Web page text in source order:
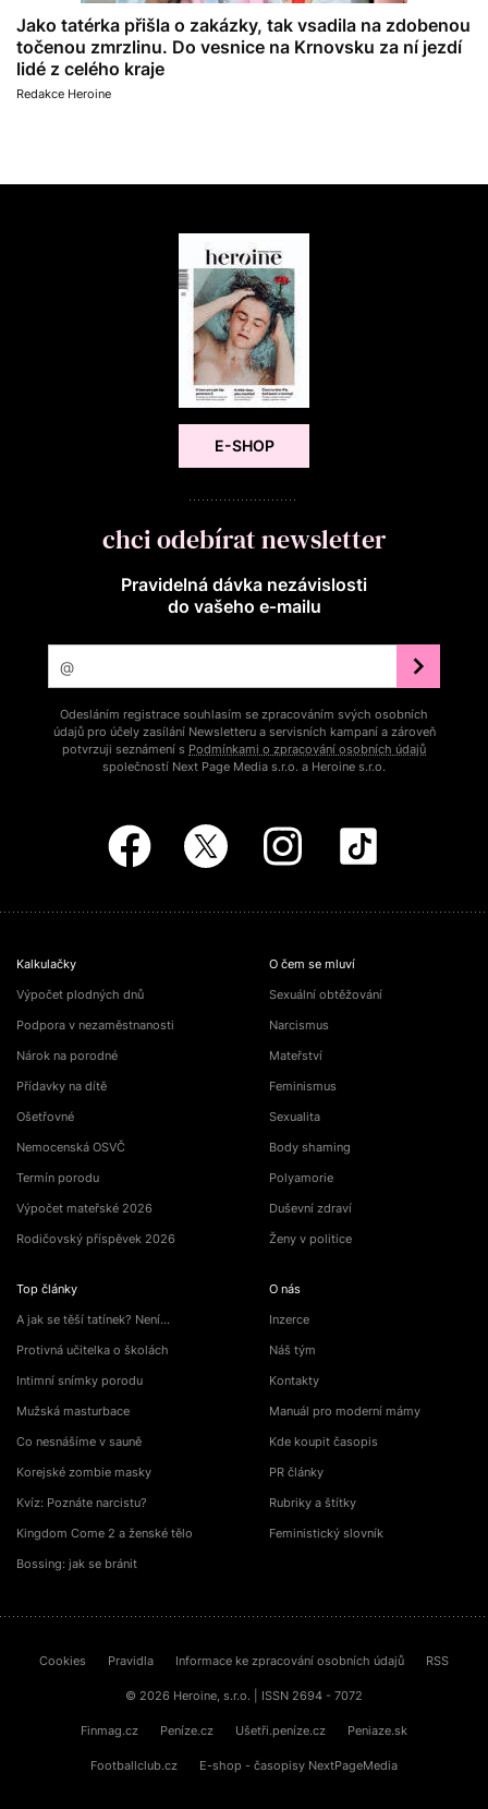
Jako tatérka přišla o zakázky, tak vsadila na zdobenou
točenou zmrzlinu. Do vesnice na Krnovsku za ní jezdí
lidé z celého kraje
Redakce Heroine
E-SHOP
chci odebírat newsletter
Pravidelná dávka nezávislosti
do vašeho e‑mailu
Odesláním registrace souhlasím se zpracováním svých osobních
údajů pro účely zasílání Newsletteru a servisních kampaní a zároveň
potvrzuji seznámení s Podmínkami o zpracování osobních údajů
společností Next Page Media s.r.o. a Heroine s.r.o.
Kalkulačky
Výpočet plodných dnů
Podpora v nezaměstnanosti
Nárok na porodné
Přídavky na dítě
Ošetřovné
Nemocenská OSVČ
Termín porodu
Výpočet mateřské 2026
Rodičovský příspěvek 2026
Top články
A jak se těší tatínek? Není…
Protivná učitelka o školách
Intimní snímky porodu
Mužská masturbace
Co nesnášíme v sauně
Korejské zombie masky
Kvíz: Poznáte narcistu?
Kingdom Come 2 a ženské tělo
Bossing: jak se bránit
O čem se mluví
Sexuální obtěžování
Narcismus
Mateřství
Feminismus
Sexualita
Body shaming
Polyamorie
Duševní zdraví
Ženy v politice
O nás
Inzerce
Náš tým
Kontakty
Manuál pro moderní mámy
Kde koupit časopis
PR články
Rubriky a štítky
Feministický slovník
Cookies Pravidla Informace ke zpracování osobních údajů RSS
© 2026 Heroine, s.r.o. | ISSN 2694 - 7072
Finmag.cz Peníze.cz Ušetři.peníze.cz Peniaze.sk
Footballclub.cz E-shop - časopisy NextPageMedia